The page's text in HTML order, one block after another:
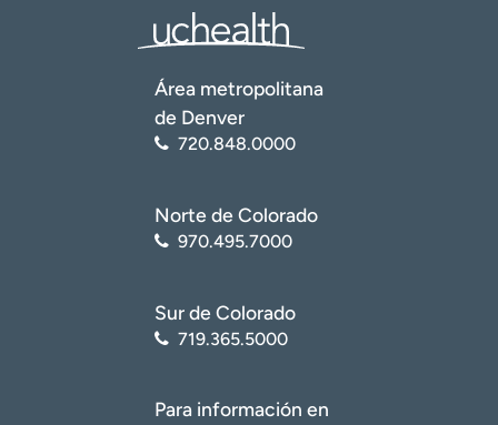
Área metropolitana
de Denver
720.848.0000
Norte de Colorado
970.495.7000
Sur de Colorado
719.365.5000
Para información en